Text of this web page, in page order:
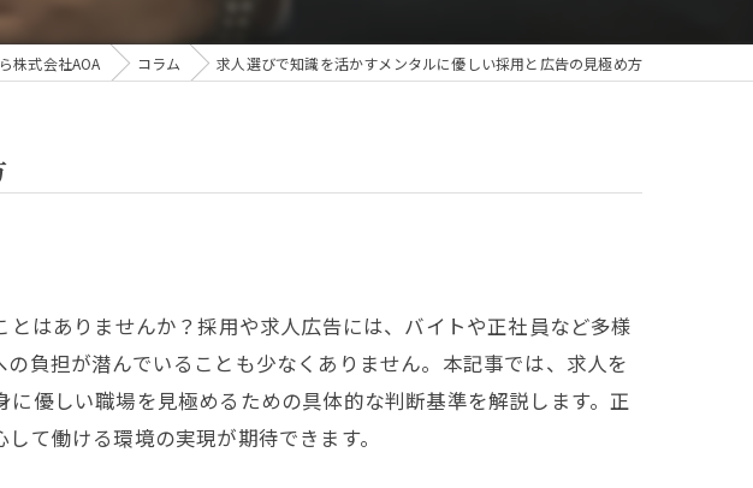
株式会社AOA コラム 求人選びで知識を活かすメンタルに優しい採用と広告の見極め方
はありませんか？採用や求人広告には、バイトや正社員など多様
負担が潜んでいることも少なくありません。本記事では、求人を
優しい職場を見極めるための具体的な判断基準を解説します。正
て働ける環境の実現が期待できます。